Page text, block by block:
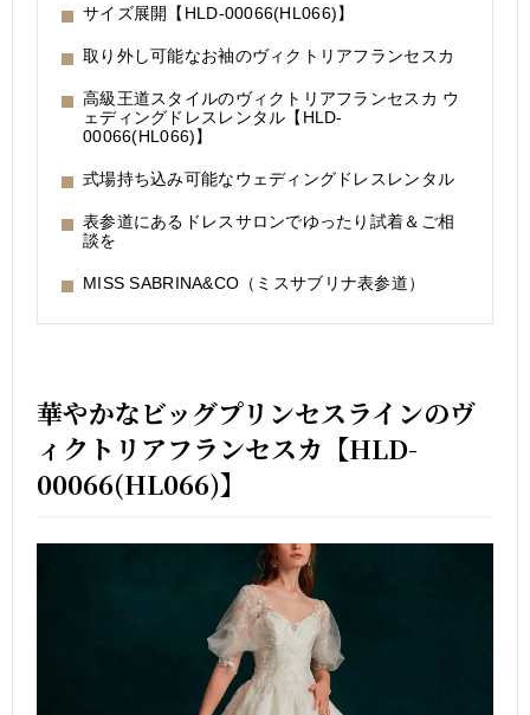
サイズ展開【HLD-00066(HL066)】
取り外し可能なお袖のヴィクトリアフランセスカ
高級王道スタイルのヴィクトリアフランセスカ ウ
ェディングドレスレンタル【HLD-
00066(HL066)】
式場持ち込み可能なウェディングドレスレンタル
表参道にあるドレスサロンでゆったり試着＆ご相
談を
MISS SABRINA&CO（ミスサブリナ表参道）
華やかなビッグプリンセスラインのヴ
ィクトリアフランセスカ【HLD-
00066(HL066)】